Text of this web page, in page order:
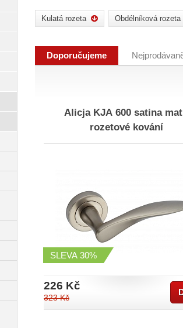
Kulatá rozeta Obdélníková rozeta
Doporučujeme
Alicja KJA 600 satina mat -
rozetové kování
SLEVA 30%
226 Kč
323 Kč